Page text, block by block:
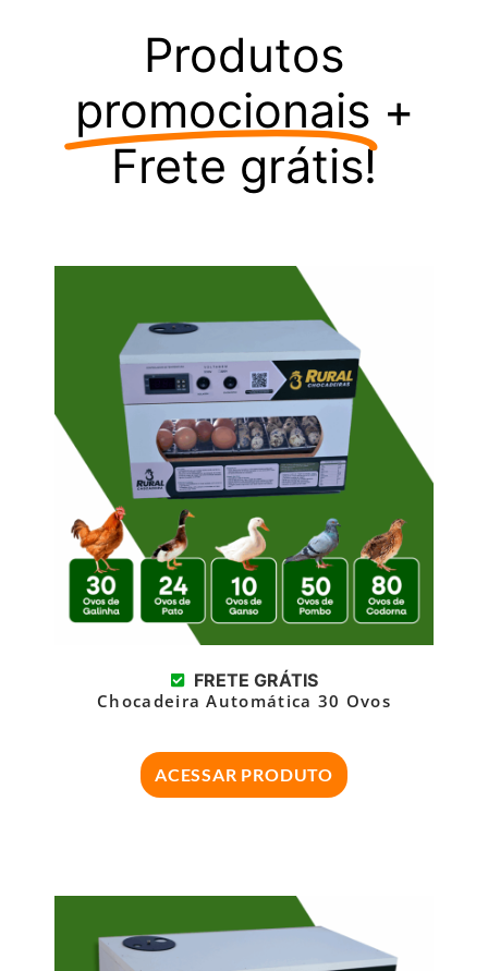
Produtos
promocionais +
Frete grátis!
FRETE GRÁTIS
Chocadeira Automática 30 Ovos
ACESSAR PRODUTO